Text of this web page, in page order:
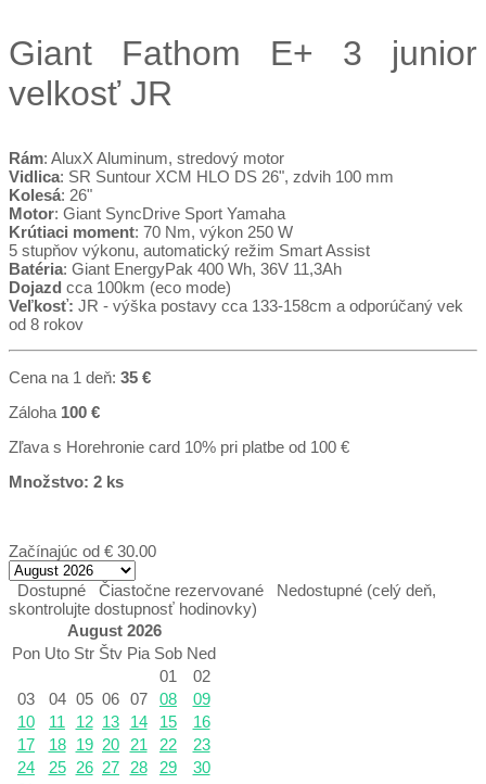
Giant Fathom E+ 3 junior
velkosť JR
Rám: AluxX Aluminum, stredový motor
Vidlica: SR Suntour XCM HLO DS 26", zdvih 100 mm
Kolesá: 26"
Motor: Giant SyncDrive Sport Yamaha
Krútiaci moment: 70 Nm, výkon 250 W
5 stupňov výkonu, automatický režim Smart Assist
Batéria: Giant EnergyPak 400 Wh, 36V 11,3Ah
Dojazd cca 100km (eco mode)
Veľkosť: JR - výška postavy cca 133-158cm a odporúčaný vek
od 8 rokov
Cena na 1 deň: 35 €
Záloha 100 €
Zľava s Horehronie card 10% pri platbe od 100 €
Množstvo: 2 ks
Začínajúc od € 30.00
Dostupné Čiastočne rezervované
Nedostupné (celý deň,
skontrolujte dostupnosť hodinovky)
August 2026
Pon Uto Str Štv Pia Sob Ned
01
02
03
04 05 06 07 08
09
10
11 12 13 14 15
16
17
18 19 20 21 22
23
24
25 26 27 28 29
30